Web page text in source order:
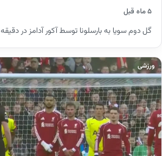
۵ ماه قبل
گل دوم سویا به بارسلونا توسط آکور آدامز در دقیقه 2+90
ورزشی